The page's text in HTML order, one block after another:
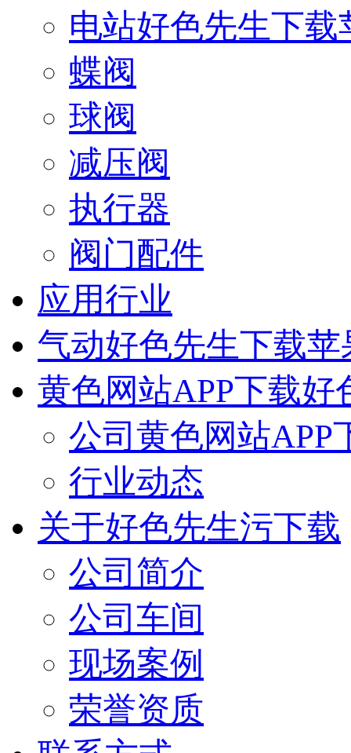
电站好色先生下
蝶阀
球阀
减压阀
执行器
阀门配件
应用行业
气动好色先生下载
黄色网站APP下载好
公司黄色网站APP
行业动态
关于好色先生污下载
公司简介
公司车间
现场案例
荣誉资质